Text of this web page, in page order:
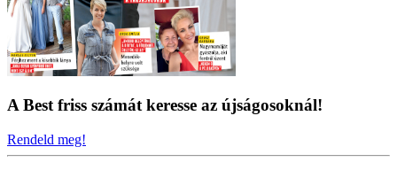
A Best friss számát keresse az újságosoknál!
Rendeld meg!